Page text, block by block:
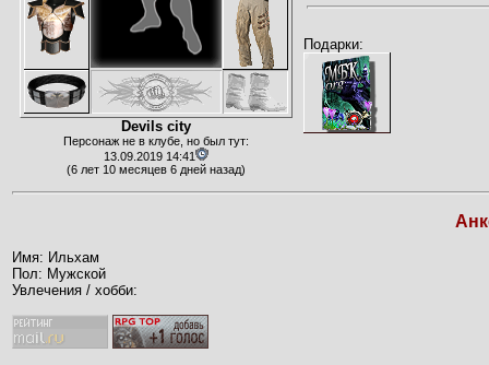
Devils city
Персонаж не в клубе, но был тут:
13.09.2019 14:41
(6 лет 10 месяцев 6 дней назад)
Подарки:
Имя: Ильхам
Пол: Мужской
Увлечения / хобби: